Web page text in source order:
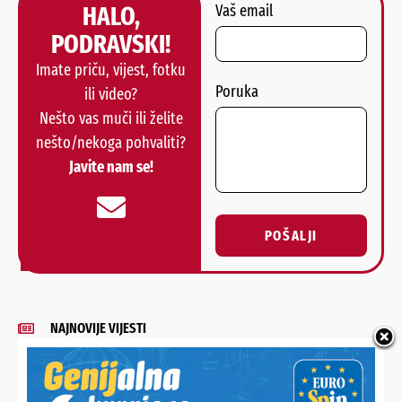
HALO,
PODRAVSKI!
Imate priču, vijest, fotku
ili video?
Nešto vas muči ili želite
nešto/nekoga pohvaliti?
Javite nam se!
Vaš email
Poruka
POŠALJI
Alternative:
NAJNOVIJE VIJESTI